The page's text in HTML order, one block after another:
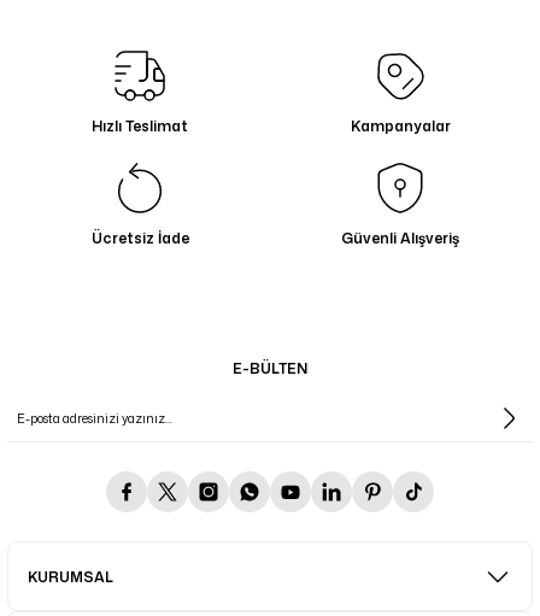
13.069,00 TL
Hızlı Teslimat Kampanyalar
Ücretsiz İade Güvenli Alışveriş
E-BÜLTEN
KURUMSAL